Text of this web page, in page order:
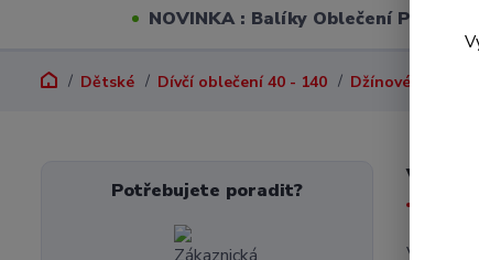
NOVINKA : Balíky Oblečení PO
Dětské Dívčí oblečení 40 - 140 Džínové bundy,
Vel. 74
V této
Potřebujete poradit?